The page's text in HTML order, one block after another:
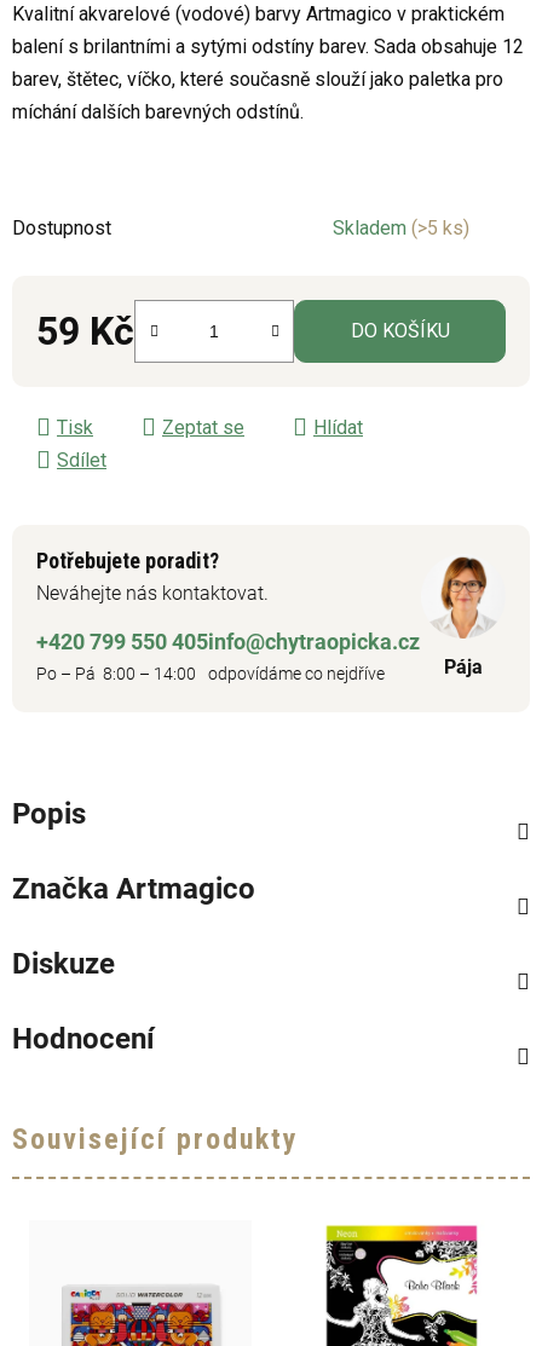
je
0,0
z
5
Kvalitní akvarelové (vodové) barvy Artmagico v praktickém
balení s brilantními a sytými odstíny barev. Sada obsahuje 12
barev, štětec, víčko, které současně slouží jako paletka pro
míchání dalších barevných odstínů.
Dostupnost Skladem (>5 ks)
59 Kč
Měrná cena:
DO KOŠÍKU
Tisk Zeptat se
Hlídat
Sdílet
Potřebujete poradit?
Neváhejte nás kontaktovat.
+420 799 550 405
Po – Pá 8:00 – 14:00
info@chytraopicka.cz
odpovídáme co nejdříve Pája
Popis
Značka Artmagico
Diskuze
Hodnocení
Související produkty